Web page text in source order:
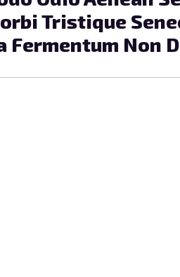
Tristique
Fermentum Non